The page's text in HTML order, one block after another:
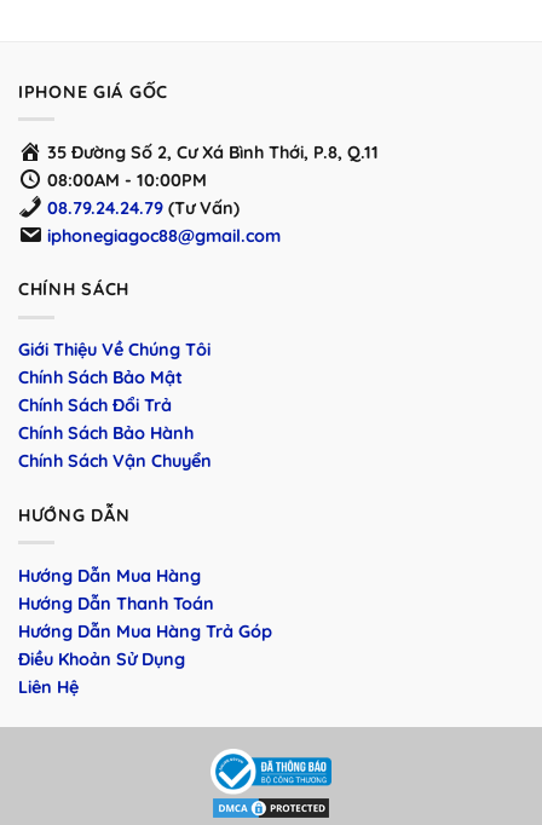
IPHONE GIÁ GỐC
35 Đường Số 2, Cư Xá Bình Thới, P.8, Q.11
08:00AM - 10:00PM
08.79.24.24.79 (Tư Vấn)
iphonegiagoc88@gmail.com
CHÍNH SÁCH
Giới Thiệu Về Chúng Tôi
Chính Sách Bảo Mật
Chính Sách Đổi Trả
Chính Sách Bảo Hành
Chính Sách Vận Chuyển
HƯỚNG DẪN
Hướng Dẫn Mua Hàng
Hướng Dẫn Thanh Toán
Hướng Dẫn Mua Hàng Trả Góp
Điều Khoản Sử Dụng
Liên Hệ